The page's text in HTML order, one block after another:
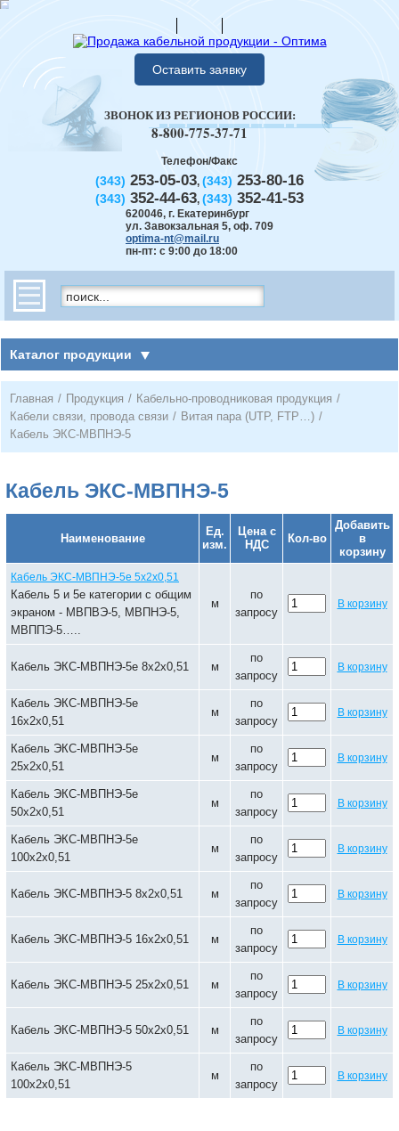
Оставить заявку
Телефон/Факс
(343) 253-05-03, (343) 253-80-16
(343) 352-44-63, (343) 352-41-53
620046, г. Екатеринбург
ул. Завокзальная 5, оф. 709
optima-nt@mail.ru
пн-пт: с 9:00 до 18:00
ЗВОНОК ИЗ РЕГИОНОВ РОССИИ:
8-800-775-37-71
Каталог продукции
Главная / Продукция / Кабельно-проводниковая продукция /
Кабели связи, провода связи / Витая пара (UTP, FTP…) /
Кабель ЭКС-МВПНЭ-5
Кабель ЭКС-МВПНЭ-5
Наименование
Ед.
изм.
Цена с
НДС
Кол-во
Добавить
в
корзину
Кабель ЭКС-МВПНЭ-5е 5х2х0,51
Кабель 5 и 5е категории с общим
экраном - МВПВЭ-5, МВПНЭ-5,
МВППЭ-5…..
м
по
запросу
В корзину
Кабель ЭКС-МВПНЭ-5е 8х2х0,51 м
по
запросу
В корзину
Кабель ЭКС-МВПНЭ-5е
16х2х0,51
м
по
запросу
В корзину
Кабель ЭКС-МВПНЭ-5е
25х2х0,51
м
по
запросу
В корзину
Кабель ЭКС-МВПНЭ-5е
50х2х0,51
м
по
запросу
В корзину
Кабель ЭКС-МВПНЭ-5е
100х2х0,51
м
по
запросу
В корзину
Кабель ЭКС-МВПНЭ-5 8х2х0,51 м
по
запросу
В корзину
Кабель ЭКС-МВПНЭ-5 16х2х0,51 м
по
запросу
В корзину
Кабель ЭКС-МВПНЭ-5 25х2х0,51 м
по
запросу
В корзину
Кабель ЭКС-МВПНЭ-5 50х2х0,51 м
по
запросу
В корзину
Кабель ЭКС-МВПНЭ-5
100х2х0,51
м
по
запросу
В корзину